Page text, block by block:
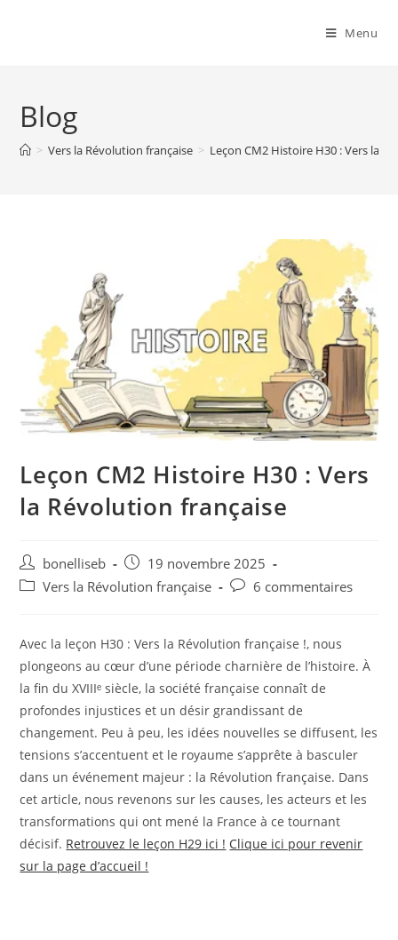
Menu
Blog
> Vers la Révolution française > Leçon CM2 Histoire H30 : Vers la
Leçon CM2 Histoire H30 : Vers
la Révolution française
bonelliseb
19 novembre 2025
Vers la Révolution française
6 commentaires
Avec la leçon H30 : Vers la Révolution française !, nous
plongeons au cœur d’une période charnière de l’histoire. À
la fin du XVIIIᵉ siècle, la société française connaît de
profondes injustices et un désir grandissant de
changement. Peu à peu, les idées nouvelles se diffusent, les
tensions s’accentuent et le royaume s’apprête à basculer
dans un événement majeur : la Révolution française. Dans
cet article, nous revenons sur les causes, les acteurs et les
transformations qui ont mené la France à ce tournant
décisif. Retrouvez le leçon H29 ici ! Clique ici pour revenir
sur la page d’accueil !